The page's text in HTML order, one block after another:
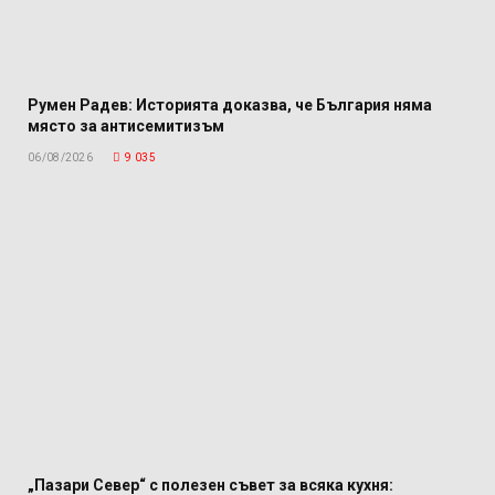
Румен Радев: Историята доказва, че България няма
място за антисемитизъм
06/08/2026 9 035
„Пазари Север“ с полезен съвет за всяка кухня: